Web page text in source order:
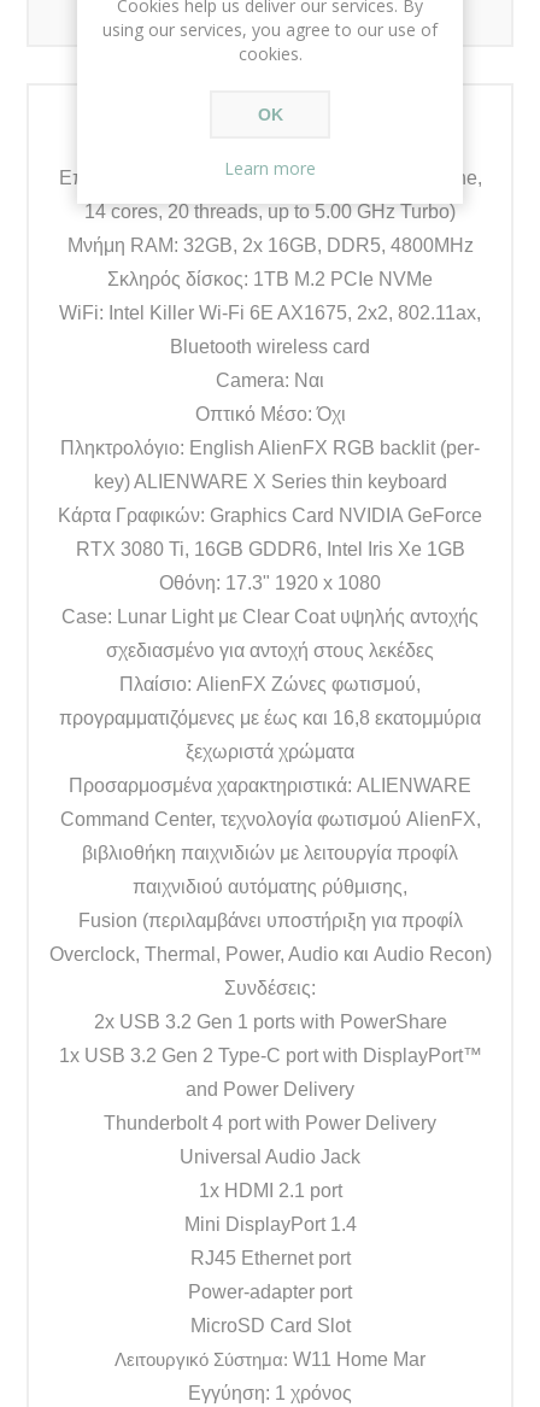
CONTACT US
Επεξεργαστής: INTEL i9-12900HK (24 MB cache,
14 cores, 20 threads, up to 5.00 GHz Turbo)
Μνήμη RAM: 32GB, 2x 16GB, DDR5, 4800MHz
Σκληρός δίσκος: 1TB M.2 PCIe NVMe
WiFi: Intel Killer Wi-Fi 6E AX1675, 2x2, 802.11ax,
Bluetooth wireless card
Camera: Ναι
Οπτικό Μέσο: Όχι
Πληκτρολόγιο: English AlienFX RGB backlit (per-
key) ALIENWARE X Series thin keyboard
Κάρτα Γραφικών: Graphics Card NVIDIA GeForce
RTX 3080 Ti, 16GB GDDR6, Intel Iris Xe 1GB
Οθόνη: 17.3" 1920 x 1080
Case: Lunar Light με Clear Coat υψηλής αντοχής
σχεδιασμένο για αντοχή στους λεκέδες
Πλαίσιο: AlienFX Ζώνες φωτισμού,
προγραμματιζόμενες με έως και 16,8 εκατομμύρια
ξεχωριστά χρώματα
Προσαρμοσμένα χαρακτηριστικά: ALIENWARE
Command Center, τεχνολογία φωτισμού AlienFX,
βιβλιοθήκη παιχνιδιών με λειτουργία προφίλ
παιχνιδιού αυτόματης ρύθμισης,
Fusion (περιλαμβάνει υποστήριξη για προφίλ
Overclock, Thermal, Power, Audio και Audio Recon)
Συνδέσεις:
2x USB 3.2 Gen 1 ports with PowerShare
1x USB 3.2 Gen 2 Type-C port with DisplayPort™
and Power Delivery
Thunderbolt 4 port with Power Delivery
Universal Audio Jack
1x HDMI 2.1 port
Mini DisplayPort 1.4
RJ45 Ethernet port
Power-adapter port
MicroSD Card Slot
Λειτουργικό Σύστημα: W11 Home Mar
Εγγύηση: 1 χρόνος
Cookies help us deliver our services. By
using our services, you agree to our use of
cookies.
OK
Learn more